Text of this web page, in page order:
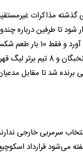
مذاکرات
شود تا طرفین درباره
همکاری‌شان مذاکره کنند. اسکوچیچ که در 1.5 فصل حضورش در تراکتور توانست در 69
چشید، همراه تراکتور افتخارات تاریخی از جمله قهرمانی در لیگ برتر و سوپرجام، رسیدن به جمع 16 تیم
برنده شد تا مقابل
سرمربی خارجی
می‌شود قرارداد